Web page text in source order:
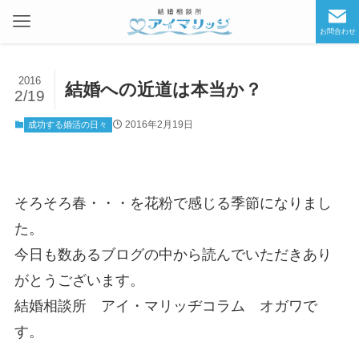
お問合わせ
結婚への近道は本当か？
2016
2/19
成功する婚活の日々 2016年2月19日
そろそろ春・・・を花粉で感じる季節になりまし
た。
今日も数あるブログの中から読んでいただきあり
がとうございます。
結婚相談所 アイ・マリッヂコラム オガワで
す。